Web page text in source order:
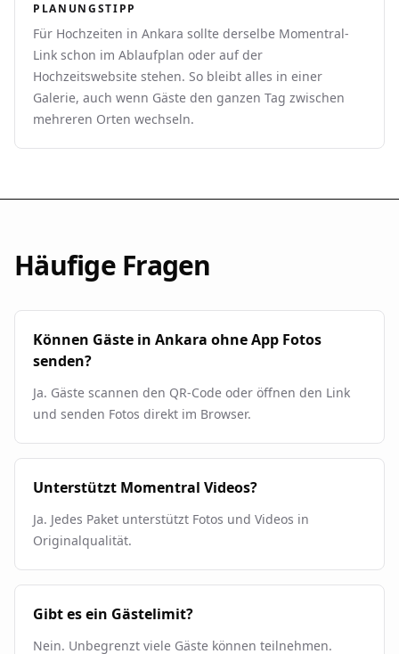
PLANUNGSTIPP
Für Hochzeiten in Ankara sollte derselbe Momentral-
Link schon im Ablaufplan oder auf der
Hochzeitswebsite stehen. So bleibt alles in einer
Galerie, auch wenn Gäste den ganzen Tag zwischen
mehreren Orten wechseln.
Häufige Fragen
Können Gäste in Ankara ohne App Fotos
senden?
Ja. Gäste scannen den QR-Code oder öffnen den Link
und senden Fotos direkt im Browser.
Unterstützt Momentral Videos?
Ja. Jedes Paket unterstützt Fotos und Videos in
Originalqualität.
Gibt es ein Gästelimit?
Nein. Unbegrenzt viele Gäste können teilnehmen.